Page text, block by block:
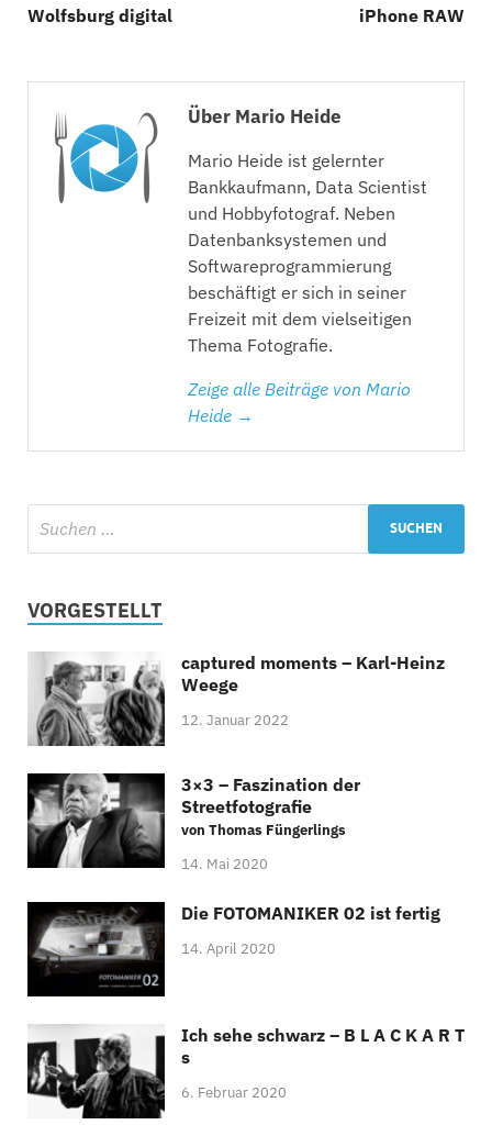
Wolfsburg digital iPhone RAW
Über Mario Heide
Mario Heide ist gelernter
Bankkaufmann, Data Scientist
und Hobbyfotograf. Neben
Datenbanksystemen und
Softwareprogrammierung
beschäftigt er sich in seiner
Freizeit mit dem vielseitigen
Thema Fotografie.
Zeige alle Beiträge von Mario
Heide →
VORGESTELLT
captured moments – Karl-Heinz
Weege
12. Januar 2022
3×3 – Faszination der
Streetfotografie
von Thomas Füngerlings
14. Mai 2020
Die FOTOMANIKER 02 ist fertig
14. April 2020
Ich sehe schwarz – B L A C K A R T
s
6. Februar 2020